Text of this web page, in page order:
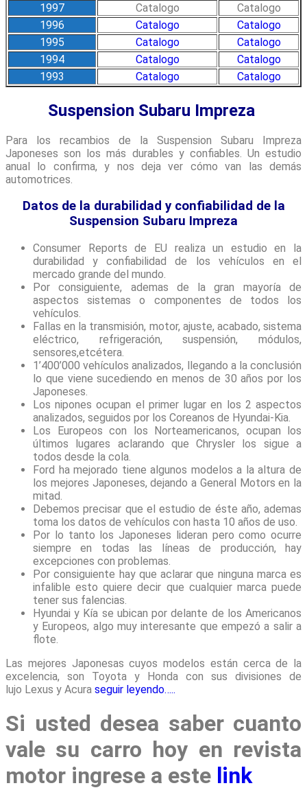
1997
Catalogo
Catalogo
1996
Catalogo
Catalogo
1995
Catalogo
Catalogo
1994
Catalogo
Catalogo
1993
Catalogo Catalogo
Suspension Subaru Impreza
Para los recambios de la Suspension Subaru Impreza
Japoneses son los más durables y confiables. Un estudio
anual lo confirma, y nos deja ver cómo van las demás
automotrices.
Datos de la durabilidad y confiabilidad de la
Suspension Subaru Impreza
Consumer Reports de EU realiza un estudio en la
durabilidad y confiabilidad de los vehículos en el
mercado grande del mundo.
Por consiguiente, ademas de la gran mayoría de
aspectos sistemas o componentes de todos los
vehículos.
Fallas en la transmisión, motor, ajuste, acabado, sistema
eléctrico, refrigeración, suspensión, módulos,
sensores,etcétera.
1’400’000 vehículos analizados, llegando a la conclusión
lo que viene sucediendo en menos de 30 años por los
Japoneses.
Los nipones ocupan el primer lugar en los 2 aspectos
analizados, seguidos por los Coreanos de Hyundai-Kia.
Los Europeos con los Norteamericanos, ocupan los
últimos lugares aclarando que Chrysler los sigue a
todos desde la cola.
Ford ha mejorado tiene algunos modelos a la altura de
los mejores Japoneses, dejando a General Motors en la
mitad.
Debemos precisar que el estudio de éste año, ademas
toma los datos de vehículos con hasta 10 años de uso.
Por lo tanto los Japoneses lideran pero como ocurre
siempre en todas las líneas de producción, hay
excepciones con problemas.
Por consiguiente hay que aclarar que ninguna marca es
infalible esto quiere decir que cualquier marca puede
tener sus falencias.
Hyundai y Kía se ubican por delante de los Americanos
y Europeos, algo muy interesante que empezó a salir a
flote.
Las mejores Japonesas cuyos modelos están cerca de la
excelencia, son Toyota y Honda con sus divisiones de
lujo Lexus y Acura seguir leyendo…..
Si usted desea saber cuanto
vale su carro hoy en revista
motor ingrese a este link